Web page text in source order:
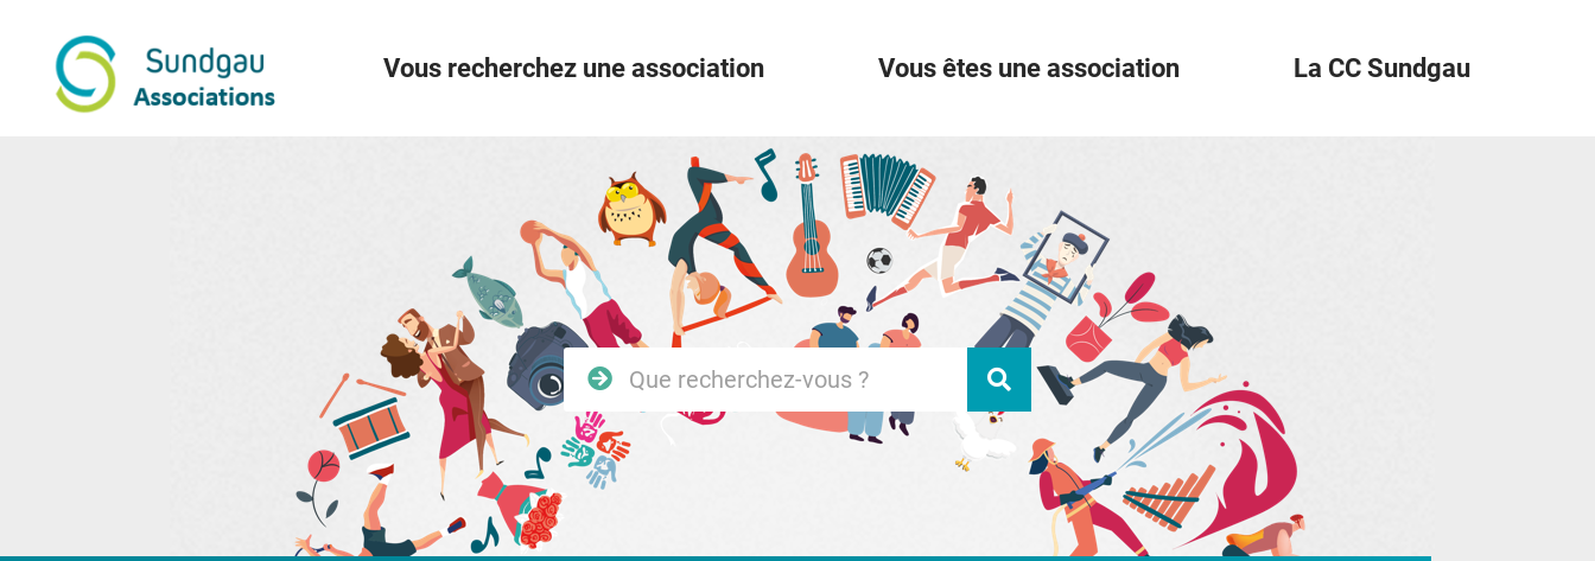
Vous recherchez une association Vous êtes une association La CC Sundgau
Rechercher
sur
le
site
Valider